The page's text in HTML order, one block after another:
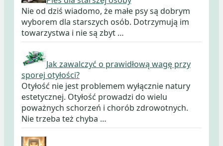
Nie od dziś wiadomo, że małe psy są dobrym
wyborem dla starszych osób. Dotrzymują im
towarzystwa i nie są zbyt …
Jak zawalczyć o prawidłową wagę przy
sporej otyłości?
Otyłość nie jest problemem wyłącznie natury
estetycznej. Otyłość prowadzi do wielu
poważnych schorzeń i chorób zdrowotnych.
Nie trzeba też chyba …